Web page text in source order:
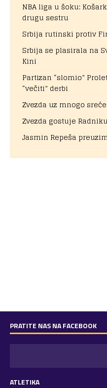
NBA liga u šoku:
drugu sestru
Srbija rutinski protiv
Srbija se plasirala na
Kini
Partizan “slomio”
“večiti” derbi
Zvezda uz mnogo
Zvezda gostuje
Jasmin Repeša
PRATITE NAS NA FACEBOOK
ATLETIKA